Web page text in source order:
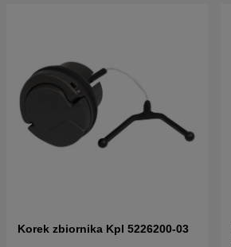
Korek zbiornika Kpl 5226200-03